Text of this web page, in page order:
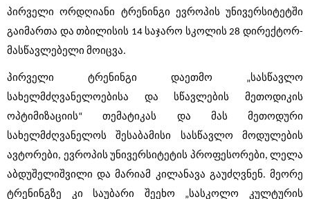
პირველი ორდღიანი ტრენინგი ევროპის უნივერსიტეტში
გაიმართა და თბილისის 14 საჯარო სკოლის 28 დირექტორ-
მასწავლებელი მოიცვა.
პირველი ტრენინგი დაეთმო „სასწავლო
სახელმძღვანელოებისა და სწავლების მეთოდიკის
ოპტიმიზაციის“ თემატიკას და მას მეთოდური
სახელმძღვანელოს შესაბამისი სასწავლო მოდულების
ავტორები, ევროპის უნივერსიტეტის პროფესორები, ლელა
აბდუშელიშვილი და მარიამ კილანავა გაუძღვნენ. მეორე
ტრენინგზე კი საუბარი შეეხო „სასკოლო კულტურის